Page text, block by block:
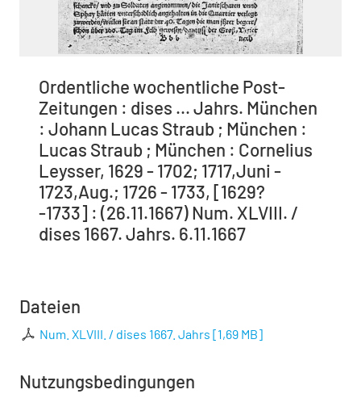
Ordentliche wochentliche Post-
Zeitungen : dises ... Jahrs. München
: Johann Lucas Straub ; München :
Lucas Straub ; München : Cornelius
Leysser, 1629 - 1702; 1717,Juni -
1723,Aug.; 1726 - 1733, [1629?
-1733] : (26.11.1667) Num. XLVIII. /
dises 1667. Jahrs. 6.11.1667
Dateien
Num. XLVIII. / dises 1667. Jahrs [1,69 MB]
Nutzungsbedingungen